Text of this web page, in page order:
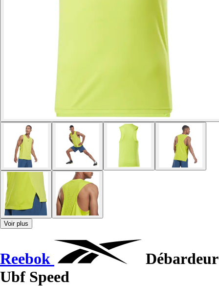
Voir plus
Reebok
Débardeur
Ubf Speed